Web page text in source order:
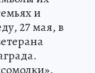
и
27 мая, в